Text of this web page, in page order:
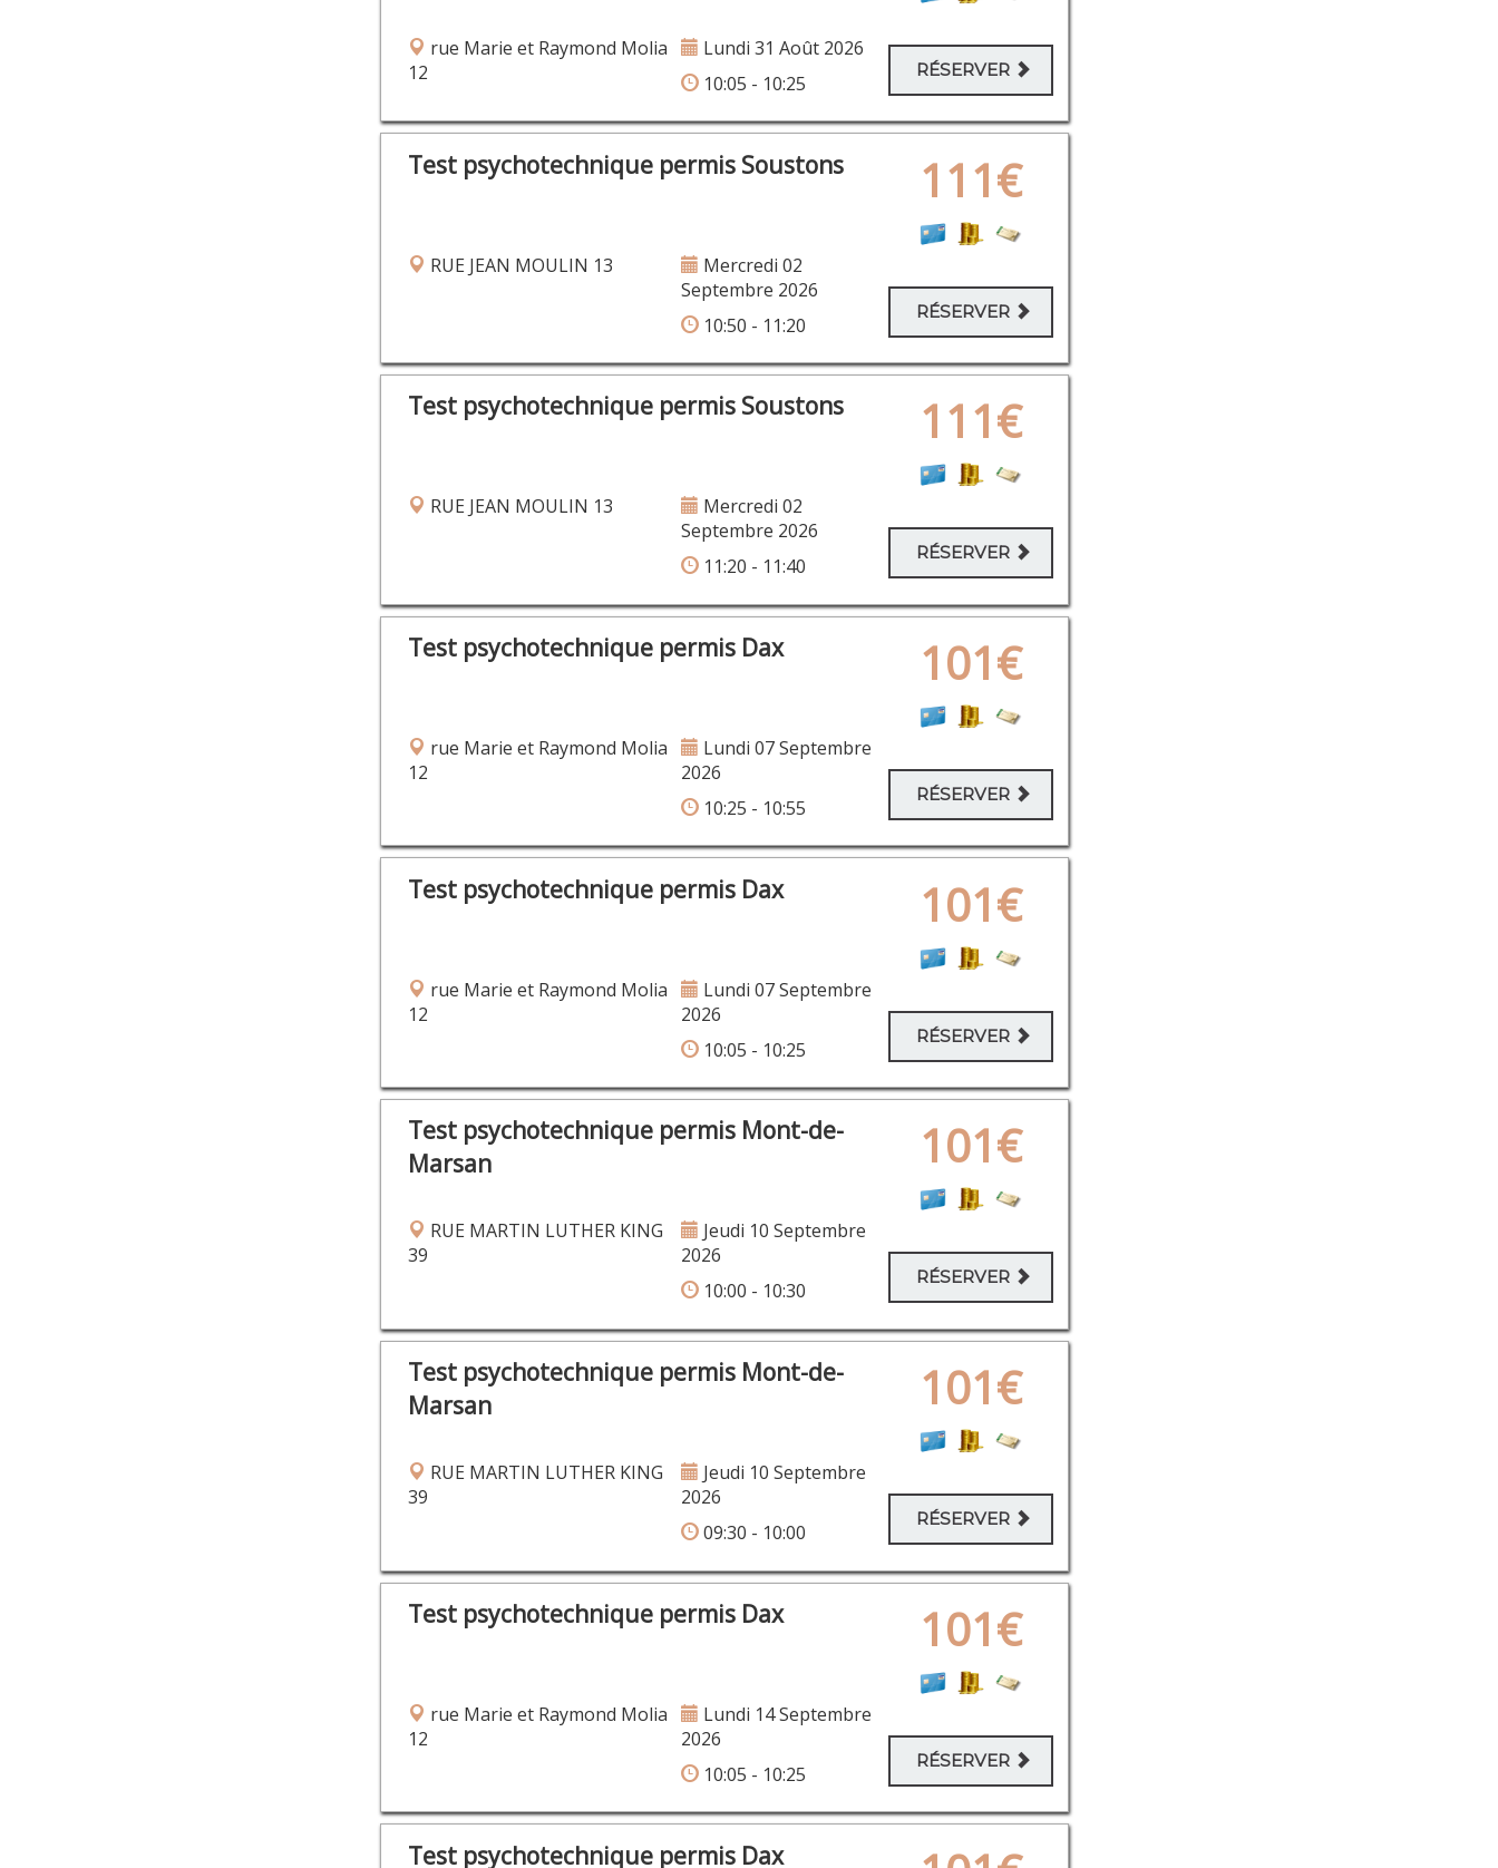
rue Marie et Raymond Molia
12
Lundi 31 Août 2026
10:05 - 10:25
RÉSERVER
Test psychotechnique permis Soustons
RUE JEAN MOULIN 13
Mercredi 02
Septembre 2026
10:50 - 11:20
111€
RÉSERVER
Test psychotechnique permis Soustons
RUE JEAN MOULIN 13
Mercredi 02
Septembre 2026
11:20 - 11:40
111€
RÉSERVER
Test psychotechnique permis Dax
rue Marie et Raymond Molia
12
Lundi 07 Septembre
2026
10:25 - 10:55
101€
RÉSERVER
Test psychotechnique permis Dax
rue Marie et Raymond Molia
12
Lundi 07 Septembre
2026
10:05 - 10:25
101€
RÉSERVER
Test psychotechnique permis Mont-de-
Marsan
RUE MARTIN LUTHER KING
39
Jeudi 10 Septembre
2026
10:00 - 10:30
101€
RÉSERVER
Test psychotechnique permis Mont-de-
Marsan
RUE MARTIN LUTHER KING
39
Jeudi 10 Septembre
2026
09:30 - 10:00
101€
RÉSERVER
Test psychotechnique permis Dax
rue Marie et Raymond Molia
12
Lundi 14 Septembre
2026
10:05 - 10:25
101€
RÉSERVER
Test psychotechnique permis Dax